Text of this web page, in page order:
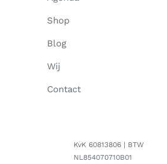
Shop
Blog
Wij
Contact
KvK 60813806 | BTW
NL854070710B01